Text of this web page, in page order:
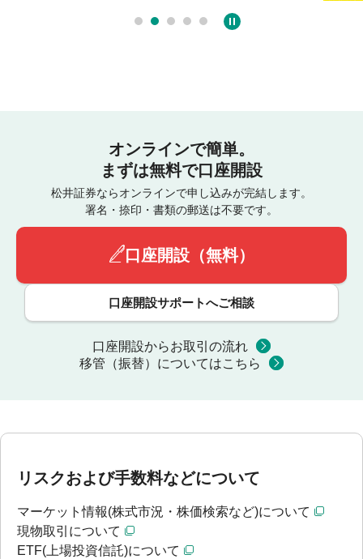
オンラインで簡単。
まずは無料で口座開設
松井証券ならオンラインで申し込みが完結します。
署名・捺印・書類の郵送は不要です。
口座開設（無料）
口座開設サポートへご相談
口座開設からお取引の流れ
移管（振替）についてはこちら
リスクおよび手数料などについて
マーケット情報(株式市況・株価検索など)について
現物取引について
ETF(上場投資信託)について